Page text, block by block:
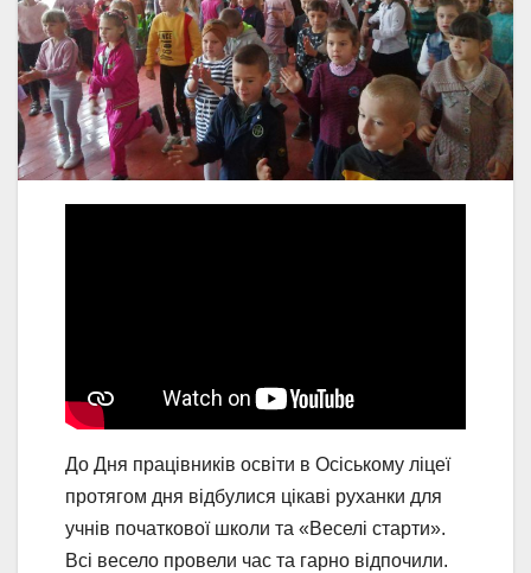
До Дня працівників освіти в Осіському ліцеї
протягом дня відбулися цікаві руханки для
учнів початкової школи та «Веселі старти».
Всі весело провели час та гарно відпочили.